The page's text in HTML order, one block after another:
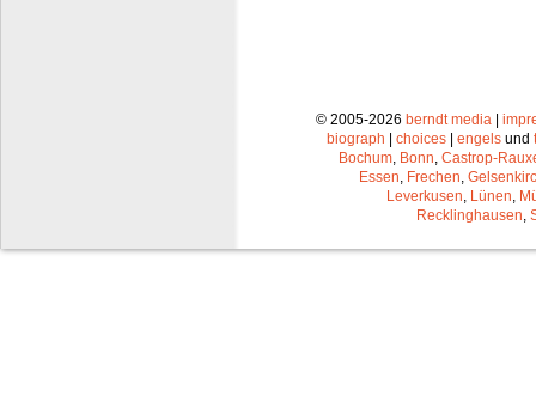
© 2005-2026 berndt media |
biograph | choices | engels und
Bochum Bonn Castrop-
Essen Frechen
Leverkusen Lünen
Recklinghausen